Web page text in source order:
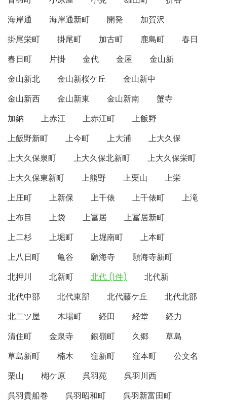
海岸通
海岸通新町 開発
加賀沢
掛尾栄町
掛尾町 加古町 鹿島町
春日
春日町
片掛 金代 金屋
金山新
金山新北
金山新桜ケ丘
金山新中
金山新西
金山新東 金山新南
蟹寺
加納
上赤江 上赤江町
上飯野
上飯野新町
上今町 上大浦
上大久保
上大久保泉町
上大久保北新町
上大久保栄町
上大久保東新町
上熊野 上栗山
上栄
上庄町
上新保 上千俵 上千俵町
上滝
上布目
上袋 上冨居
上冨居新町
上二杉
上堀町 上堀南町
上本町
上八日町
亀谷 願海寺
願海寺新町
北押川
北新町 北代 (1件)
北代新
北代中部
北代東部 北代藤ケ丘
北代北部
北二ツ屋
木場町 経田 経堂
経力
清住町
金泉寺 銀嶺町 久郷
草島
草島新町
楠木 窪新町 窪本町
公文名
栗山
楜ケ原 呉羽苑
呉羽川西
呉羽貴船巻
呉羽昭和町
呉羽新富田町